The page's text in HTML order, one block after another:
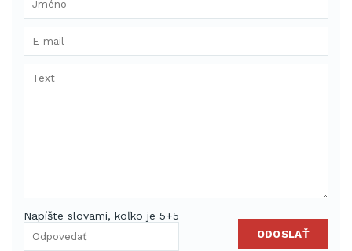
Napíšte slovami, koľko je 5+5
ODOSLAŤ